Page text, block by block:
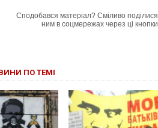
Сподобався матеріал? Сміливо поділися
ним в соцмережах через ці кнопки
ПО ТЕМІ